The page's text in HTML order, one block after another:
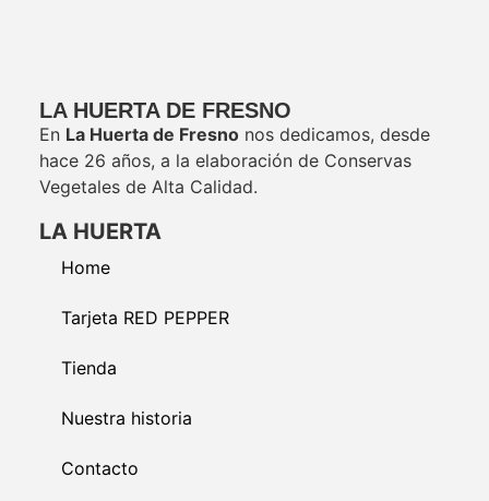
LA HUERTA DE FRESNO
En La Huerta de Fresnonos dedicamos, desde
hace 26 años, a la elaboración de Conservas
Vegetales de Alta Calidad.
LA HUERTA
Home
Tarjeta RED PEPPER
Tienda
Nuestra historia
Contacto